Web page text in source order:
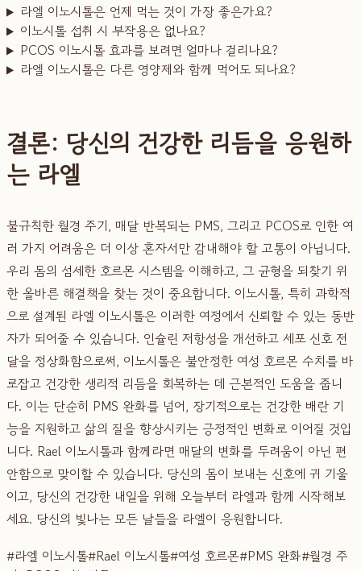
라엘 이노시톨은 언제 먹는 것이 가장 좋은가요?
이노시톨 섭취 시 부작용은 없나요?
PCOS 이노시톨 효과를 보려면 얼마나 걸리나요?
라엘 이노시톨은 다른 영양제와 함께 먹어도 되나요?
결론: 당신의 건강한 리듬을 응원하
는 라엘
불규칙한 월경 주기, 매달 반복되는 PMS, 그리고 PCOS로 인한 여
러 가지 어려움은 더 이상 혼자서만 감내해야 할 고통이 아닙니다.
우리 몸의 섬세한 호르몬 시스템을 이해하고, 그 균형을 되찾기 위
한 올바른 해결책을 찾는 것이 중요합니다. 이노시톨, 특히 과학적
으로 설계된 라엘 이노시톨은 이러한 여정에서 신뢰할 수 있는 동반
자가 되어줄 수 있습니다. 인슐린 저항성을 개선하고 세포 신호 전
달을 정상화함으로써, 이노시톨은 불안정한 여성 호르몬 수치를 바
로잡고 건강한 생리적 리듬을 회복하는 데 근본적인 도움을 줍니
다. 이는 단순히 PMS 완화를 넘어, 장기적으로는 건강한 배란 기
능을 지원하고 삶의 질을 향상시키는 긍정적인 변화로 이어질 것입
니다. Rael 이노시톨과 함께라면 매달의 변화를 두려움이 아닌 편
안함으로 맞이할 수 있습니다. 당신의 몸이 보내는 신호에 귀 기울
이고, 당신의 건강한 내일을 위해 오늘부터 라엘과 함께 시작해보
세요. 당신의 빛나는 모든 날들을 라엘이 응원합니다.
#라엘 이노시톨#Rael 이노시톨#여성 호르몬#PMS 완화#월경 주